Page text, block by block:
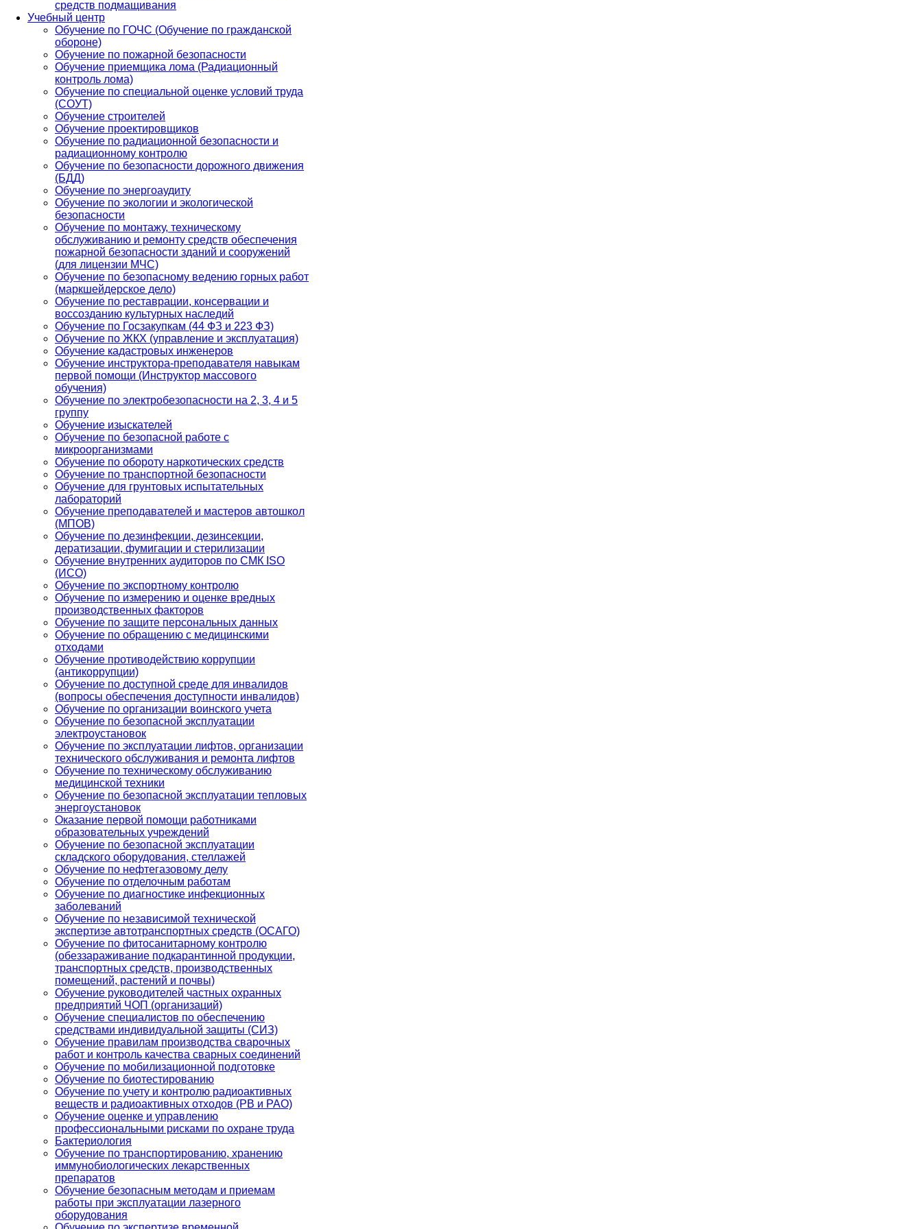
средств подмащивания
Учебный центр
Обучение по ГОЧС (Обучение по гражданской
обороне)
Обучение по пожарной безопасности
Обучение приемщика лома (Радиационный
контроль лома)
Обучение по специальной оценке условий труда
(СОУТ)
Обучение строителей
Обучение проектировщиков
Обучение по радиационной безопасности и
радиационному контролю
Обучение по безопасности дорожного движения
(БДД)
Обучение по энергоаудиту
Обучение по экологии и экологической
безопасности
Обучение по монтажу, техническому
обслуживанию и ремонту средств обеспечения
пожарной безопасности зданий и сооружений
(для лицензии МЧС)
Обучение по безопасному ведению горных работ
(маркшейдерское дело)
Обучение по реставрации, консервации и
воссозданию культурных наследий
Обучение по Госзакупкам (44 ФЗ и 223 ФЗ)
Обучение по ЖКХ (управление и эксплуатация)
Обучение кадастровых инженеров
Обучение инструктора-преподавателя навыкам
первой помощи (Инструктор массового
обучения)
Обучение по электробезопасности на 2, 3, 4 и 5
группу
Обучение изыскателей
Обучение по безопасной работе с
микроорганизмами
Обучение по обороту наркотических средств
Обучение по транспортной безопасности
Обучение для грунтовых испытательных
лабораторий
Обучение преподавателей и мастеров автошкол
(МПОВ)
Обучение по дезинфекции, дезинсекции,
дератизации, фумигации и стерилизации
Обучение внутренних аудиторов по СМК ISO
(ИСО)
Обучение по экспортному контролю
Обучение по измерению и оценке вредных
производственных факторов
Обучение по защите персональных данных
Обучение по обращению с медицинскими
отходами
Обучение противодействию коррупции
(антикоррупции)
Обучение по доступной среде для инвалидов
(вопросы обеспечения доступности инвалидов)
Обучение по организации воинского учета
Обучение по безопасной эксплуатации
электроустановок
Обучение по эксплуатации лифтов, организации
технического обслуживания и ремонта лифтов
Обучение по техническому обслуживанию
медицинской техники
Обучение по безопасной эксплуатации тепловых
энергоустановок
Оказание первой помощи работниками
образовательных учреждений
Обучение по безопасной эксплуатации
складского оборудования, стеллажей
Обучение по нефтегазовому делу
Обучение по отделочным работам
Обучение по диагностике инфекционных
заболеваний
Обучение по независимой технической
экспертизе автотранспортных средств (ОСАГО)
Обучение по фитосанитарному контролю
(обеззараживание подкарантинной продукции,
транспортных средств, производственных
помещений, растений и почвы)
Обучение руководителей частных охранных
предприятий ЧОП (организаций)
Обучение специалистов по обеспечению
средствами индивидуальной защиты (СИЗ)
Обучение правилам производства сварочных
работ и контроль качества сварных соединений
Обучение по мобилизационной подготовке
Обучение по биотестированию
Обучение по учету и контролю радиоактивных
веществ и радиоактивных отходов (РВ и РАО)
Обучение оценке и управлению
профессиональными рисками по охране труда
Бактериология
Обучение по транспортированию, хранению
иммунобиологических лекарственных
препаратов
Обучение безопасным методам и приемам
работы при эксплуатации лазерного
оборудования